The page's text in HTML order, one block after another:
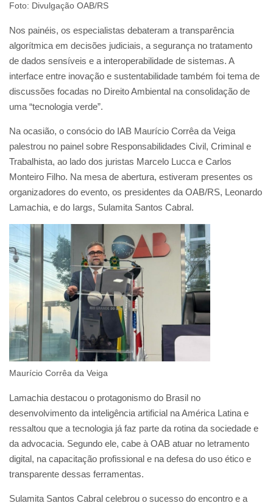
Foto: Divulgação OAB/RS
Nos painéis, os especialistas debateram a transparência
algorítmica em decisões judiciais, a segurança no tratamento
de dados sensíveis e a interoperabilidade de sistemas. A
interface entre inovação e sustentabilidade também foi tema de
discussões focadas no Direito Ambiental na consolidação de
uma “tecnologia verde”.
Na ocasião, o consócio do IAB Maurício Corrêa da Veiga
palestrou no painel sobre Responsabilidades Civil, Criminal e
Trabalhista, ao lado dos juristas Marcelo Lucca e Carlos
Monteiro Filho. Na mesa de abertura, estiveram presentes os
organizadores do evento, os presidentes da OAB/RS, Leonardo
Lamachia, e do Iargs, Sulamita Santos Cabral.
Maurício Corrêa da Veiga
Lamachia destacou o protagonismo do Brasil no
desenvolvimento da inteligência artificial na América Latina e
ressaltou que a tecnologia já faz parte da rotina da sociedade e
da advocacia. Segundo ele, cabe à OAB atuar no letramento
digital, na capacitação profissional e na defesa do uso ético e
transparente dessas ferramentas.
Sulamita Santos Cabral celebrou o sucesso do encontro e a